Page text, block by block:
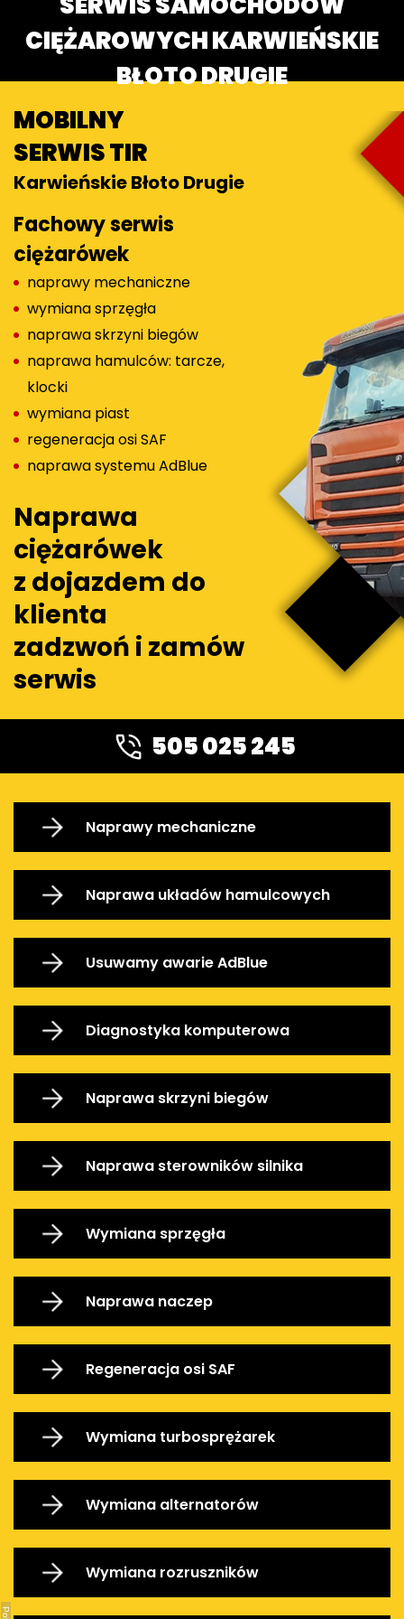
CIĘŻAROWYCH KARWIEŃSKIE
BŁOTO DRUGIE
MOBILNY
SERWIS TIR
Karwieńskie Błoto Drugie
Fachowy serwis
ciężarówek
naprawy mechaniczne
wymiana sprzęgła
naprawa skrzyni biegów
naprawa hamulców: tarcze,
klocki
wymiana piast
regeneracja osi SAF
naprawa systemu AdBlue
Naprawa
ciężarówek
z dojazdem do
klienta
zadzwoń i zamów
serwis
505 025 245
Naprawy mechaniczne
Naprawa układów hamulcowych
Usuwamy awarie AdBlue
Diagnostyka komputerowa
Naprawa skrzyni biegów
Naprawa sterowników silnika
Wymiana sprzęgła
Naprawa naczep
Regeneracja osi SAF
Wymiana turbosprężarek
Wymiana alternatorów
Wymiana rozruszników